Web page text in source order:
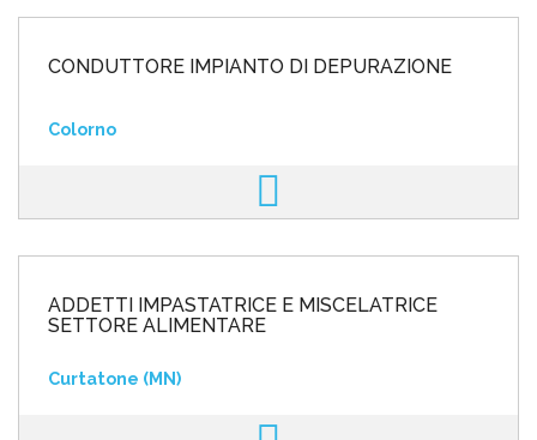
CONDUTTORE IMPIANTO DI DEPURAZIONE
Colorno
ADDETTI IMPASTATRICE E MISCELATRICE
SETTORE ALIMENTARE
Curtatone (MN)